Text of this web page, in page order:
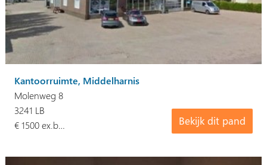
Kantoorruimte, Middelharnis
Molenweg 8
Bekijk dit pand
3241 LB
€ 1500 ex.b…